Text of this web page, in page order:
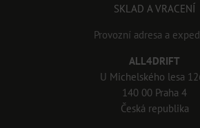
SKLAD A VRACENÍ
Provozní adresa a
ALL4DRIFT
U Michelského lesa
140 00 Praha 4
Česká republika